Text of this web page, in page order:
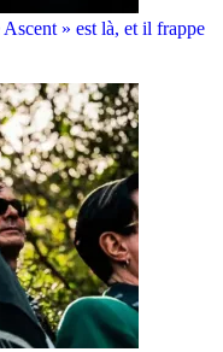
» est là, et il frappe